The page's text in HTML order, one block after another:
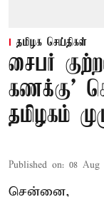
தமிழக செய்திகள்
சைபர்
கணக்கு’
தமிழகம்
Published on: 08 Aug
சென்னை,